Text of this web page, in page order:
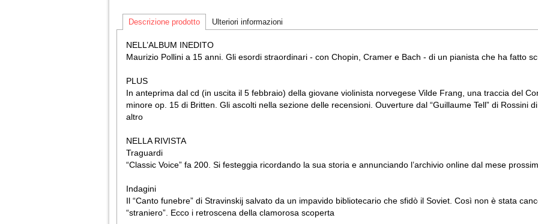
Descrizione prodotto Ulteriori informazioni
NELL’ALBUM INEDITO
Maurizio Pollini a 15 anni. Gli esordi straordinari - con Chopin, Cramer e Bach - di un pianista che ha fatto
PLUS
In anteprima dal cd (in uscita il 5 febbraio) della giovane violinista norvegese Vilde Frang, una traccia del
minore op. 15 di Britten. Gli ascolti nella sezione delle recensioni. Ouverture dal “Guillaume Tell” di Rossini
altro
NELLA RIVISTA
Traguardi
“Classic Voice” fa 200. Si festeggia ricordando la sua storia e annunciando l’archivio online dal mese
Indagini
Il “Canto funebre” di Stravinskij salvato da un impavido bibliotecario che sfidò il Soviet. Così non è stata
“straniero”. Ecco i retroscena della clamorosa scoperta